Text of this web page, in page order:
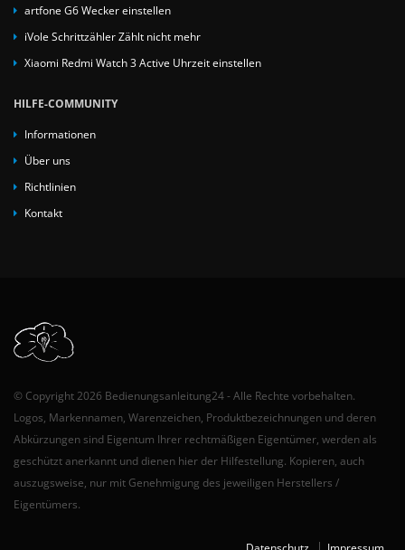
artfone G6 Wecker einstellen
iVole Schrittzähler Zählt nicht mehr
Xiaomi Redmi Watch 3 Active Uhrzeit einstellen
HILFE-COMMUNITY
Informationen
Über uns
Richtlinien
Kontakt
© Copyright 2026 Bedienungsanleitung24 - Alle Rechte vorbehalten.
Logos, Markennamen, Warenzeichen, Produktbezeichnungen und deren
Abkürzungen sind Eigentum Ihrer rechtmäßigen Eigentümer, werden als
geschützt anerkannt und dienen hier der Hilfestellung. Kopieren, auch
auszugsweise, nur mit Genehmigung des jeweiligen Herstellers /
Eigentümers.
Datenschutz Impressum